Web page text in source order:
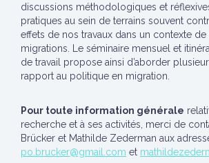
discussions méthodologiques et
pratiques au sein de terrains souvent
effets de nos travaux dans un contexte
migrations. Le séminaire mensuel et
de travail propose ainsi d’aborder
rapport au politique en migration.
Pour toute information générale
recherche et à ses activités, merci de
Brücker et Mathilde Zederman aux
po.brucker@gmail.com et